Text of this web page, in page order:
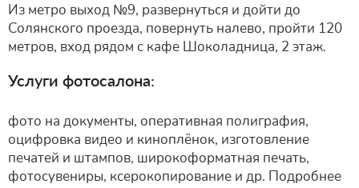
Из метро выход №9, развернуться и дойти до
Солянского проезда, повернуть налево, пройти 120
метров, вход рядом с кафе Шоколадница, 2 этаж.
Услуги фотосалона:
фото на документы, оперативная полиграфия,
оцифровка видео и киноплёнок, изготовление
печатей и штампов, широкоформатная печать,
фотосувениры, ксерокопирование и др. Подробнее